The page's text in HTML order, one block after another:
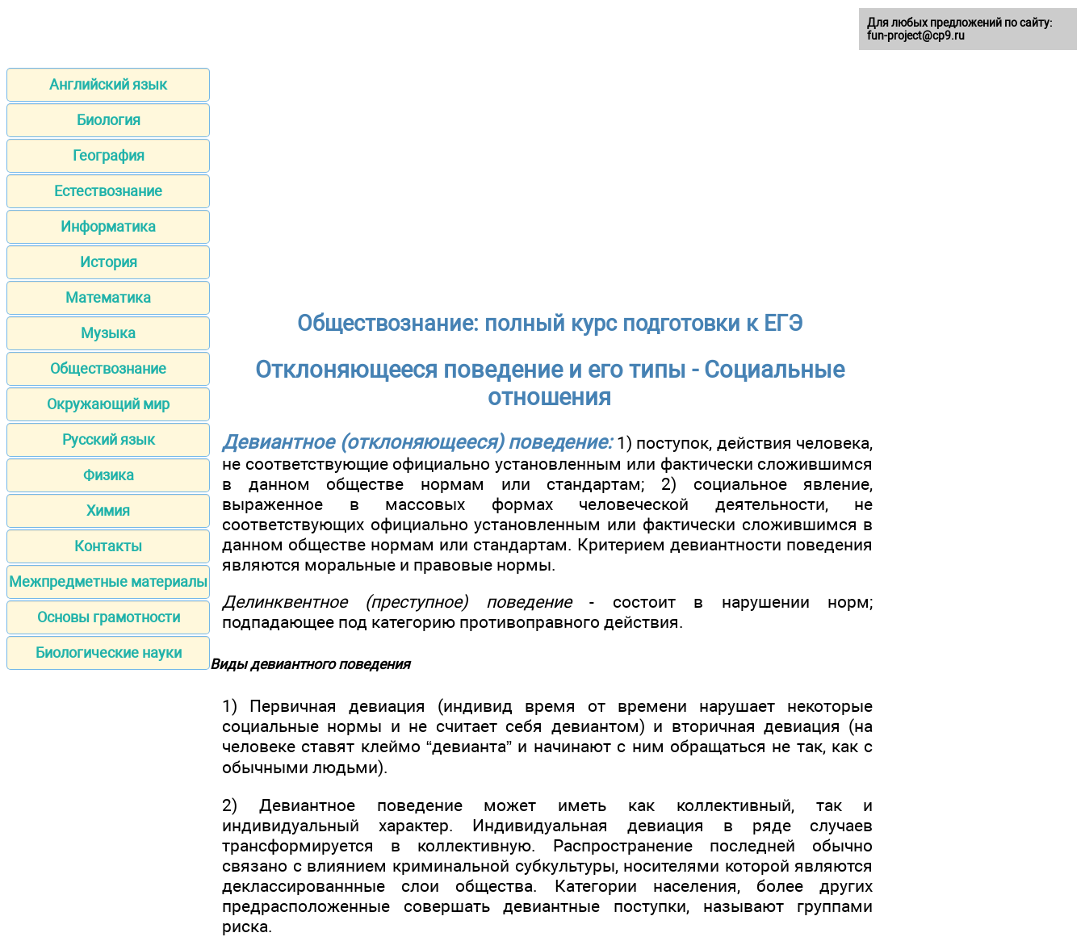
Английский язык
Биология
География
Естествознание
Информатика
История
Математика
Музыка
Обществознание
Окружающий мир
Русский язык
Физика
Химия
Контакты
Межпредметные материалы
Основы грамотности
Биологические науки
Обществознание: полный курс подготовки к ЕГЭ
Отклоняющееся поведение и его типы - Социальные
отношения
Девиантное (отклоняющееся) поведение:1) поступок, действия человека,
не соответствующие официально установленным или фактически сложившимся
в данном обществе нормам или стандартам; 2) социальное явление,
выраженное в массовых формах человеческой деятельности, не
соответствующих официально установленным или фактически сложившимся в
данном обществе нормам или стандартам. Критерием девиантности поведения
являются моральные и правовые нормы.
Делинквентное (преступное) поведение- состоит в нарушении норм;
подпадающее под категорию противоправного действия.
Виды девиантного поведения
1) Первичная девиация (индивид время от времени нарушает некоторые
социальные нормы и не считает себя девиантом) и вторичная девиация (на
человеке ставят клеймо “девианта” и начинают с ним обращаться не так, как с
обычными людьми).
2) Девиантное поведение может иметь как коллективный, так и
индивидуальный характер. Индивидуальная девиация в ряде случаев
трансформируется в коллективную. Распространение последней обычно
связано с влиянием криминальной субкультуры, носителями которой являются
деклассированнные слои общества. Категории населения, более других
предрасположенные совершать девиантные поступки, называют группами
риска.
Для любых предложений по сайту:
fun-project@cp9.ru